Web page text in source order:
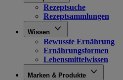
Rezeptsuche
Rezeptsammlungen
Wissen
Bewusste Ernährung
Ernährungsformen
Lebensmittelwissen
Marken & Produkte